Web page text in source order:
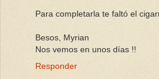
Para completarla te faltó el
Besos, Myrian
Nos vemos en unos días !!
Responder